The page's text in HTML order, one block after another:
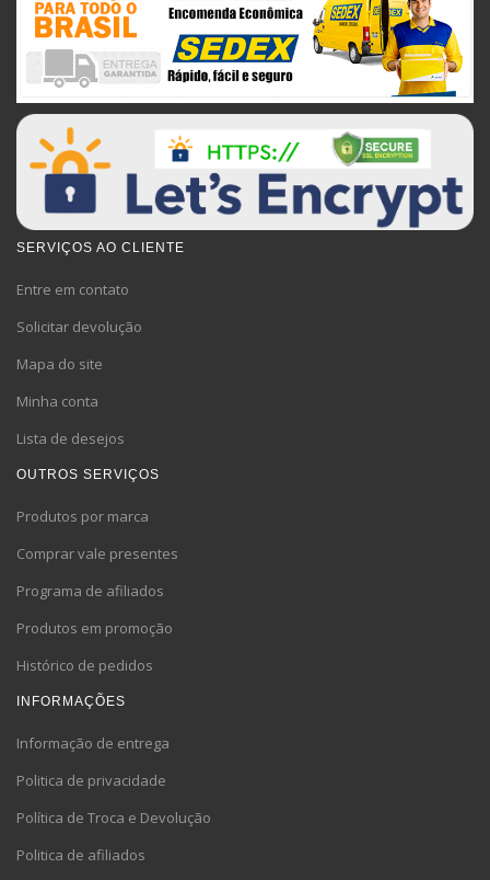
SERVIÇOS AO CLIENTE
Entre em contato
Solicitar devolução
Mapa do site
Minha conta
Lista de desejos
OUTROS SERVIÇOS
Produtos por marca
Comprar vale presentes
Programa de afiliados
Produtos em promoção
Histórico de pedidos
INFORMAÇÕES
Informação de entrega
Politica de privacidade
Política de Troca e Devolução
Politica de afiliados